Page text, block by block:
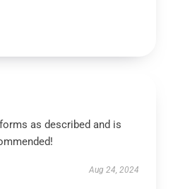
as described and is
Aug 24, 2024